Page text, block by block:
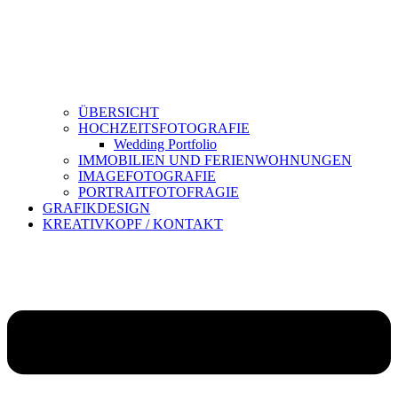
ÜBERSICHT
HOCHZEITSFOTOGRAFIE
Wedding Portfolio
IMMOBILIEN UND FERIENWOHNUNGEN
IMAGEFOTOGRAFIE
PORTRAITFOTOFRAGIE
GRAFIKDESIGN
KREATIVKOPF / KONTAKT